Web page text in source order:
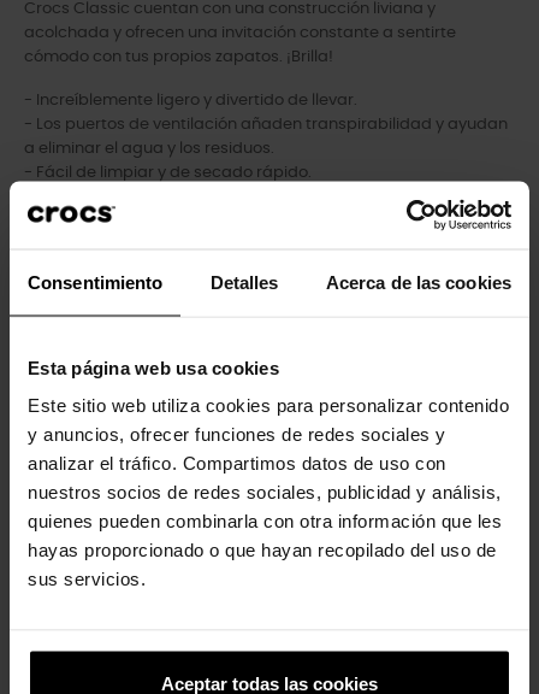
Consentimiento Detalles Acerca de las cookies
Esta página web usa cookies
Este sitio web utiliza cookies para personalizar contenido
y anuncios, ofrecer funciones de redes sociales y
analizar el tráfico. Compartimos datos de uso con
nuestros socios de redes sociales, publicidad y análisis,
quienes pueden combinarla con otra información que les
hayas proporcionado o que hayan recopilado del uso de
sus servicios.
Aceptar todas las cookies
Crocs Classic cuentan con una construcción liviana y
acolchada y ofrecen una invitación constante a sentirte
cómodo con tus propios zapatos. ¡Brilla!
- Increíblemente ligero y divertido de llevar.
- Los puertos de ventilación añaden transpirabilidad y ayudan
a eliminar el agua y los residuos.
- Fácil de limpiar y de secado rápido.
- Correas pivotantes en el talón para un ajuste más seguro.
- Personalizable con charms Jibbitz™.
Los clientes que compraron este
producto también han comprado:
-20% -20%
Zuecos de mujer Stomp